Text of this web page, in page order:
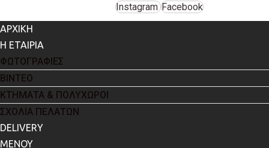
Instagram Facebook
ΑΡΧΙΚΗ
Η ΕΤΑΙΡΙΑ
ΦΩΤΟΓΡΑΦΙΕΣ
ΒΙΝΤΕΟ
ΚΤΗΜΑΤΑ & ΠΟΛΥΧΩΡΟΙ
ΣΧΟΛΙΑ ΠΕΛΑΤΩΝ
DELIVERY
ΜΕΝΟΥ